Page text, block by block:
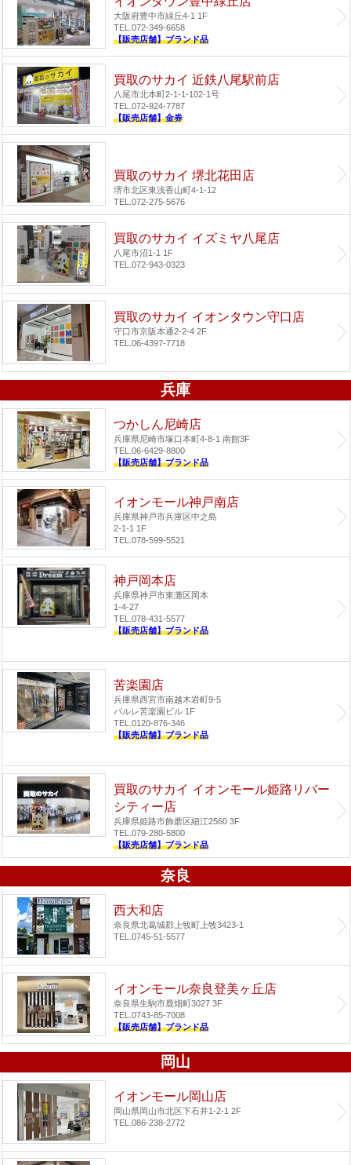
大阪府豊中市緑丘4-1 1F
TEL.072-349-6658
【販売店舗】ブランド品
買取のサカイ 近鉄八尾駅前店
八尾市北本町2-1-1-102-1号
TEL.072-924-7787
【販売店舗】金券
買取のサカイ 堺北花田店
堺市北区東浅香山町4-1-12
TEL.072-275-5676
買取のサカイ イズミヤ八尾店
八尾市沼1-1 1F
TEL.072-943-0323
買取のサカイ イオンタウン守口店
守口市京阪本通2-2-4 2F
TEL.06-4397-7718
兵庫
つかしん尼崎店
兵庫県尼崎市塚口本町4-8-1 南館3F
TEL.06-6429-8800
【販売店舗】ブランド品
イオンモール神戸南店
兵庫県神戸市兵庫区中之島
2-1-1 1F
TEL.078-599-5521
神戸岡本店
兵庫県神戸市東灘区岡本
1-4-27
TEL.078-431-5577
【販売店舗】ブランド品
苦楽園店
兵庫県西宮市南越木岩町9-5
パルレ苦楽園ビル 1F
TEL.0120-876-346
【販売店舗】ブランド品
買取のサカイ イオンモール姫路リバー
シティー店
兵庫県姫路市飾磨区細江2560 3F
TEL.079-280-5800
【販売店舗】ブランド品
奈良
西大和店
奈良県北葛城郡上牧町上牧3423-1
TEL.0745-51-5577
イオンモール奈良登美ヶ丘店
奈良県生駒市鹿畑町3027 3F
TEL.0743-85-7008
【販売店舗】ブランド品
岡山
イオンモール岡山店
岡山県岡山市北区下石井1-2-1 2F
TEL.086-238-2772